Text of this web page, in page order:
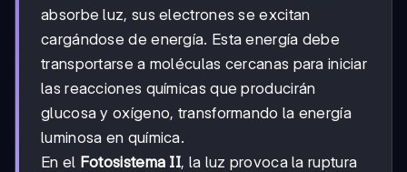
absorbe luz, sus electrones se excitan
cargándose de energía. Esta energía debe
transportarse a moléculas cercanas para iniciar
las reacciones químicas que producirán
glucosa y oxígeno, transformando la energía
luminosa en química.
En el Fotosistema II, la luz provoca la ruptura